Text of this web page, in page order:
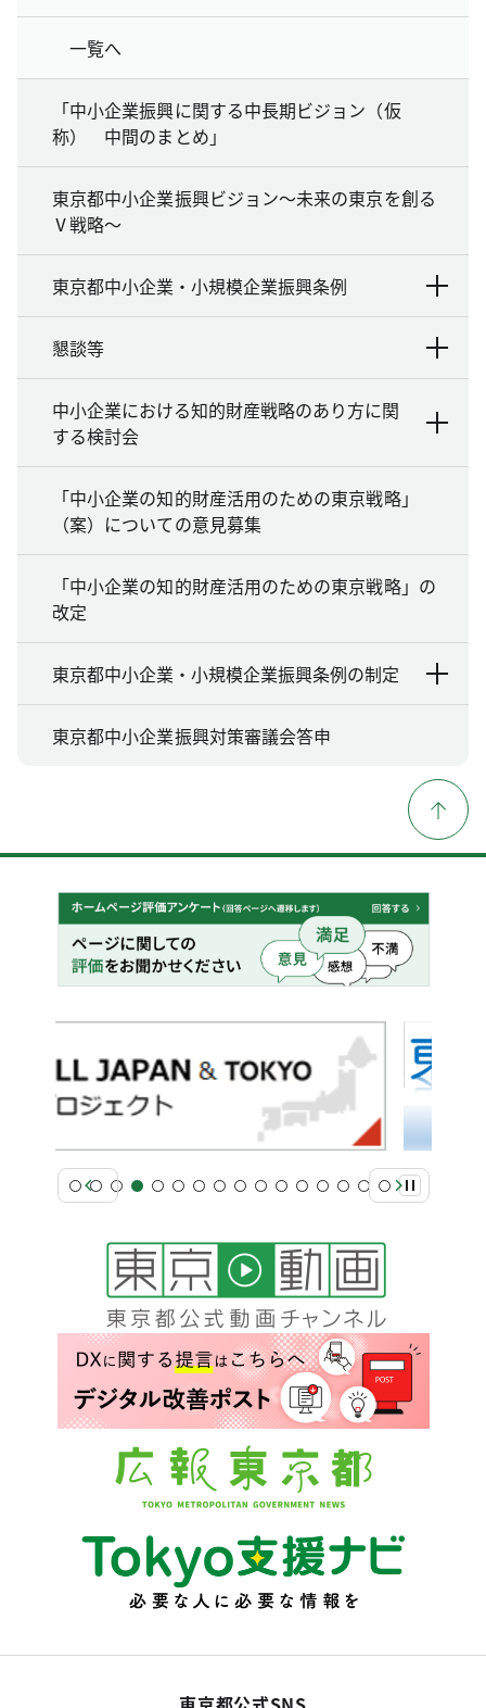
一覧へ
「中小企業振興に関する中長期ビジョン（仮
称） 中間のまとめ」
東京都中小企業振興ビジョン～未来の東京を創る
Ⅴ戦略～
東京都中小企業・小規模企業振興条例
懇談等
中小企業における知的財産戦略のあり方に関
する検討会
「中小企業の知的財産活用のための東京戦略」
（案）についての意見募集
「中小企業の知的財産活用のための東京戦略」の
改定
東京都中小企業・小規模企業振興条例の制定
東京都中小企業振興対策審議会答申